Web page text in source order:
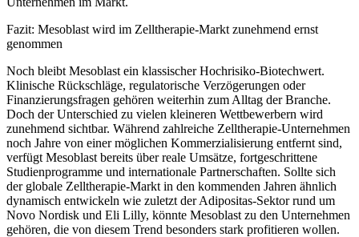
Fazit: Mesoblast wird im Zelltherapie-Markt zunehmend ernst
genommen
Noch bleibt Mesoblast ein klassischer Hochrisiko-Biotechwert.
Klinische Rückschläge, regulatorische Verzögerungen oder
Finanzierungsfragen gehören weiterhin zum Alltag der Branche.
Doch der Unterschied zu vielen kleineren Wettbewerbern wird
zunehmend sichtbar. Während zahlreiche Zelltherapie-Unternehmen
noch Jahre von einer möglichen Kommerzialisierung entfernt sind,
verfügt Mesoblast bereits über reale Umsätze, fortgeschrittene
Studienprogramme und internationale Partnerschaften. Sollte sich
der globale Zelltherapie-Markt in den kommenden Jahren ähnlich
dynamisch entwickeln wie zuletzt der Adipositas-Sektor rund um
Novo Nordisk und Eli Lilly, könnte Mesoblast zu den Unternehmen
gehören, die von diesem Trend besonders stark profitieren wollen.